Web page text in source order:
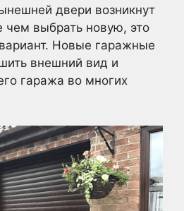
двери возникнут
выбрать новую, это
Новые гаражные
внешний вид и
гаража во многих